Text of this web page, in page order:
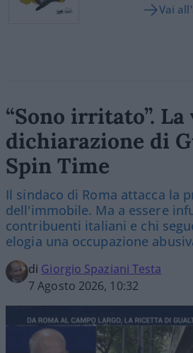
Vai
“Sono irritato”. La
dichiarazione di
Spin Time
Il sindaco di Roma attacca la
dell'immobile. Ma a essere
contribuenti italiani e chi
elogia una occupazione
di Giorgio Spaziani Testa
7 Agosto 2026, 10:32